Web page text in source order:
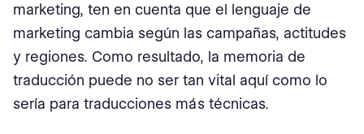
marketing, ten en cuenta que el lenguaje de
marketing cambia según las campañas, actitudes
y regiones. Como resultado, la memoria de
traducción puede no ser tan vital aquí como lo
sería para traducciones más técnicas.